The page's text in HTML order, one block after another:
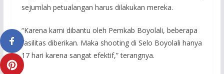
sejumlah petualangan harus dilakukan mereka.
“Karena kami dibantu oleh Pemkab Boyolali, beberapa
fasilitas diberikan. Maka shooting di Selo Boyolali hanya
17 hari karena sangat efektif,” terangnya.